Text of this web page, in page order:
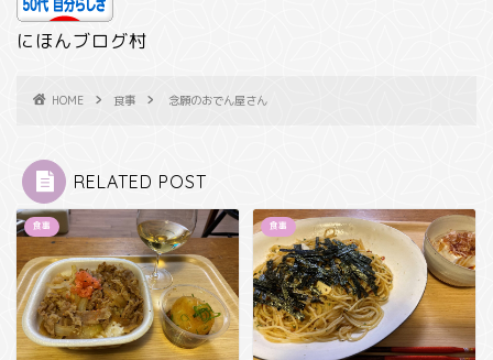
にほんブログ村
HOME 食事 念願のおでん屋さん
RELATED POST
食事 食事